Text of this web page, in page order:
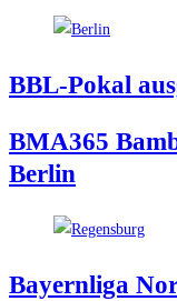
BBL-Pokal
BMA365
Berlin
Bay­ern­li­ga